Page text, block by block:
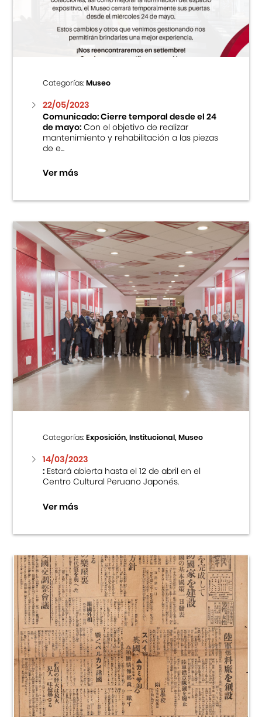
Centro Cultural Peruano Japonés
Museo de la Inmigración Japonesa
Fondo Editorial
Teatro Peruano Japonés
Categorías:Museo
22/05/2023
Comunicado: Cierre temporal desde el 24
de mayo:Con el objetivo de realizar
mantenimiento y rehabilitación a las piezas
de e...
Ver más
Categorías:Exposición, Institucional, Museo
14/03/2023
:Estará abierta hasta el 12 de abril en el
Centro Cultural Peruano Japonés.
Ver más